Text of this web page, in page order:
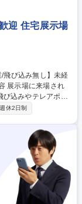
目指せます★ 募
さ◎未経験歓迎★
迎 住宅展示場
び込みやテレアポ無
も研修・OJTで安
仕様説明、見積り
内設計・工事担当
力・研修体制が充
提案・サポート営業
休2日制